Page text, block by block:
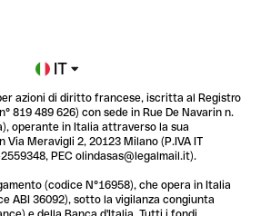
| Notion: come organizzare...
IT
azioni di diritto francese, iscritta al Registro
819 489 626) con sede in Rue De Navarin n.
operante in Italia attraverso la sua
Via Meravigli 2, 20123 Milano (P.IVA IT
PEC olindasas@legalmail.it).
(codice N°16958), che opera in Italia
ABI 36092), sotto la vigilanza congiunta